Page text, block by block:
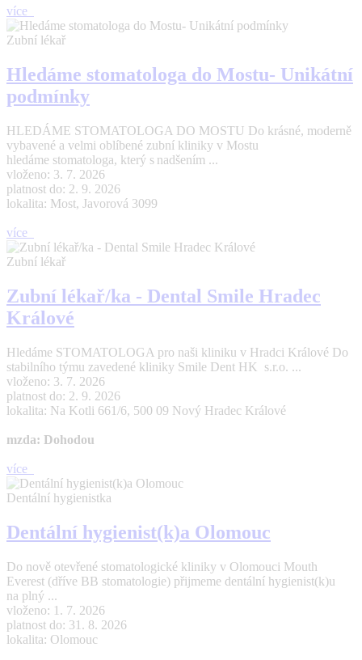
více
Zubní lékař
Hledáme stomatologa do Mostu- Unikátní
podmínky
HLEDÁME STOMATOLOGA DO MOSTU Do krásné, moderně
vybavené a velmi oblíbené zubní kliniky v Mostu
hledáme stomatologa, který s nadšením ...
vloženo: 3. 7. 2026
platnost do: 2. 9. 2026
lokalita: Most, Javorová 3099
více
Zubní lékař
Zubní lékař/ka - Dental Smile Hradec
Králové
Hledáme STOMATOLOGA pro naši kliniku v Hradci Králové Do
stabilního týmu zavedené kliniky Smile Dent HK s.r.o. ...
vloženo: 3. 7. 2026
platnost do: 2. 9. 2026
lokalita: Na Kotli 661/6, 500 09 Nový Hradec Králové
mzda: Dohodou
více
Dentální hygienistka
Dentální hygienist(k)a Olomouc
Do nově otevřené stomatologické kliniky v Olomouci Mouth
Everest (dříve BB stomatologie) přijmeme dentální hygienist(k)u
na plný ...
vloženo: 1. 7. 2026
platnost do: 31. 8. 2026
lokalita: Olomouc